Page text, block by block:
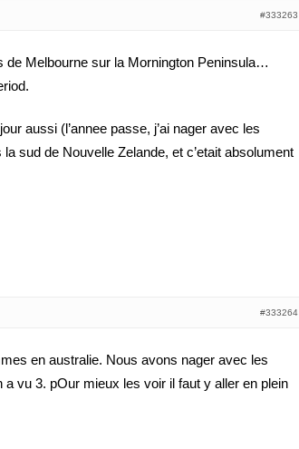
#333263
de Melbourne sur la Mornington Peninsula…
aussi (l’annee passe, j’ai nager avec les
sud de Nouvelle Zelande, et c’etait absolument
#333264
en australie. Nous avons nager avec les
vu 3. pOur mieux les voir il faut y aller en plein